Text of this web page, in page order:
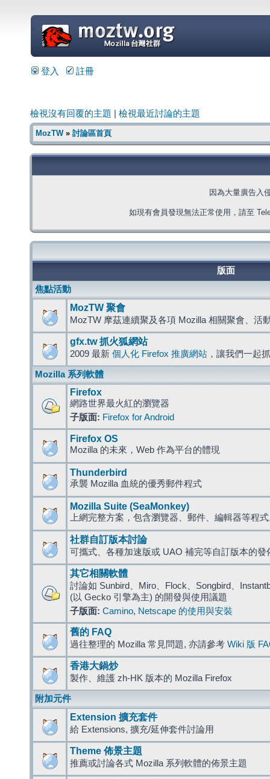
=
登入 註冊
檢視沒有回覆的主題 檢視最近討論的主題
MozTW» 討論區首頁
因為大量廣告入
如現有會員發現無法正常使用，請至
版面
焦點活動
MozTW 聚會
MozTW 摩茲連續聚及各項 Mozilla 相關聚會、活
gfx.tw 抓火狐網站
2009 最新 個人化 Firefox 推廣網站 ，讓我們一起
Mozilla 系列軟體
Firefox
網路世界最火紅的瀏覽器
子版面: Firefox for Android
Firefox OS
Mozilla 的未來，Web 作為平台的體現
Thunderbird
承襲 Mozilla 血統的優秀郵件程式
Mozilla Suite (SeaMonkey)
上網完整方案，包含瀏覽器、郵件、編輯器等程
社群自訂版本討論
可攜式、各種加速版或 UAO 補完等自訂版本的發
其它相關軟體
討論如 Sunbird、Miro、Flock、Songbird、
(以 Gecko 引擎為主) 的開發與使用議題
子版面: Camino, Netscape 的使用與安裝
舊的 FAQ
過往整理的 Mozilla 常見問題, 亦請參考 Wiki 版
香港大鍋炒
製作、維護 zh-HK 版本的 Mozilla Firefox
附加元件
Extension 擴充套件
給 Extensions, 擴充/延伸套件討論用
Theme 佈景主題
推薦或討論各式 Mozilla 系列軟體的佈景主題